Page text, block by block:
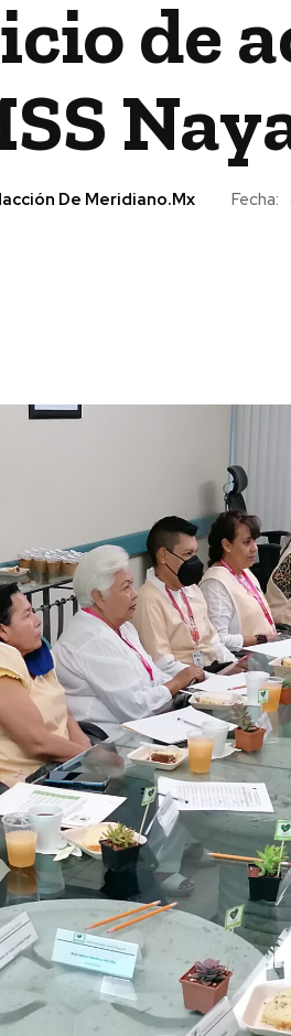
de
De Meridiano.mx Fecha: